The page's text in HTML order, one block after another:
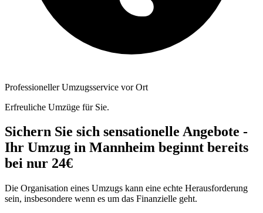
Professioneller Umzugsservice vor Ort
Erfreuliche Umzüge für Sie.
Sichern Sie sich sensationelle Angebote -
Ihr Umzug in Mannheim beginnt bereits
bei nur 24€
Die Organisation eines Umzugs kann eine echte Herausforderung
sein, insbesondere wenn es um das Finanzielle geht.